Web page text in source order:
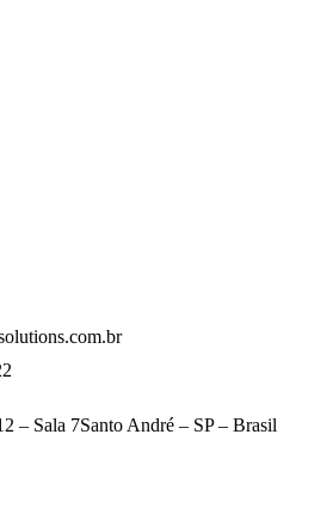
– Sala 7Santo André – SP – Brasil